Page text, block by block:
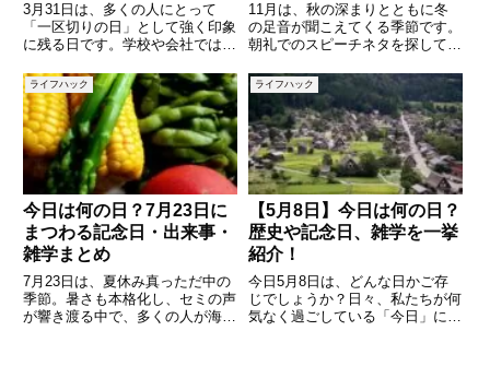
3月31日は、多くの人にとって
「一区切りの日」として強く印象
に残る日です。学校や会社では年
り、そして新たなスタートに向け
た準備が行われます。一方で、3
月31日にはさまざまな記念日や
歴史的な出来事も存在します。本
11月は、秋の深まりとともに冬
の足音が聞こえてくる季節です。
朝礼でのスピーチネタを探して
「年末準備」など、話題が多く迷
ってしまう方も多いでしょう。こ
の記事では、ビジネスの現場や学
校、アルバイト先など、さまざま
な場
ライフハック
今日は何の日？7月23日に
まつわる記念日・出来事・
雑学まとめ
7月23日は、夏休み真っただ中の
季節。暑さも本格化し、セミの声
が響き渡る中で、多くの人が海や
ライフハック
【5月8日】今日は何の日？
歴史や記念日、雑学を一挙
紹介！
今日5月8日は、どんな日かご存
じでしょうか？日々、私たちが何
気なく過ごしている「今日」に